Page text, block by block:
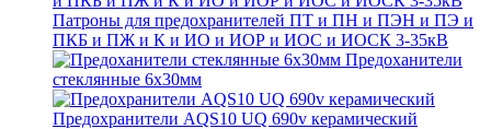
Патроны для предохранителей ПТ и ПН и ПЭН и ПЭ и
ПКБ и ПЖ и К и ИО и ИОР и ИОС и ИОСК 3-35кВ
Предоханители
стеклянные 6х30мм
Предохранители AQS10 UQ 690v керамический